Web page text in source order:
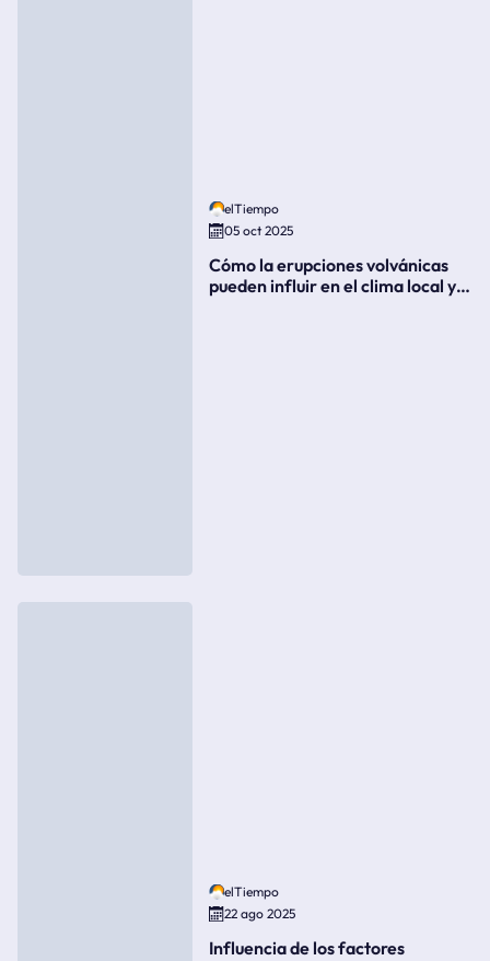
elTiempo
05 oct 2025
Cómo la erupciones volvánicas
pueden influir en el clima local y
elTiempo
22 ago 2025
Influencia de los factores